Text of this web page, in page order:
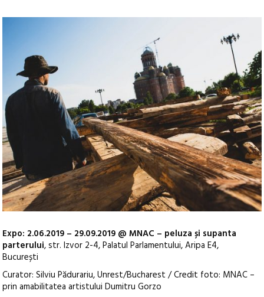
Expo: 2.06.2019 – 29.09.2019 @ MNAC – peluza și supanta
parterului, str. Izvor 2-4, Palatul Parlamentului, Aripa E4,
București
Curator: Silviu Pădurariu, Unrest/Bucharest / Credit foto: MNAC –
prin amabilitatea artistului Dumitru Gorzo